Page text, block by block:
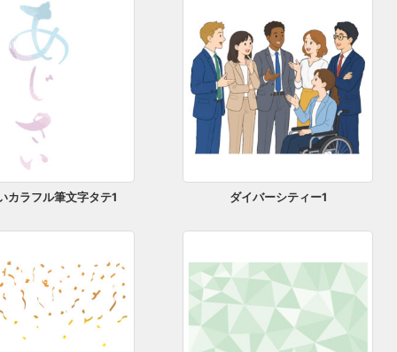
カラフル筆文字タテ1 ダイバーシティー1